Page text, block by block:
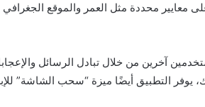
معايير محددة مثل العمر والموقع